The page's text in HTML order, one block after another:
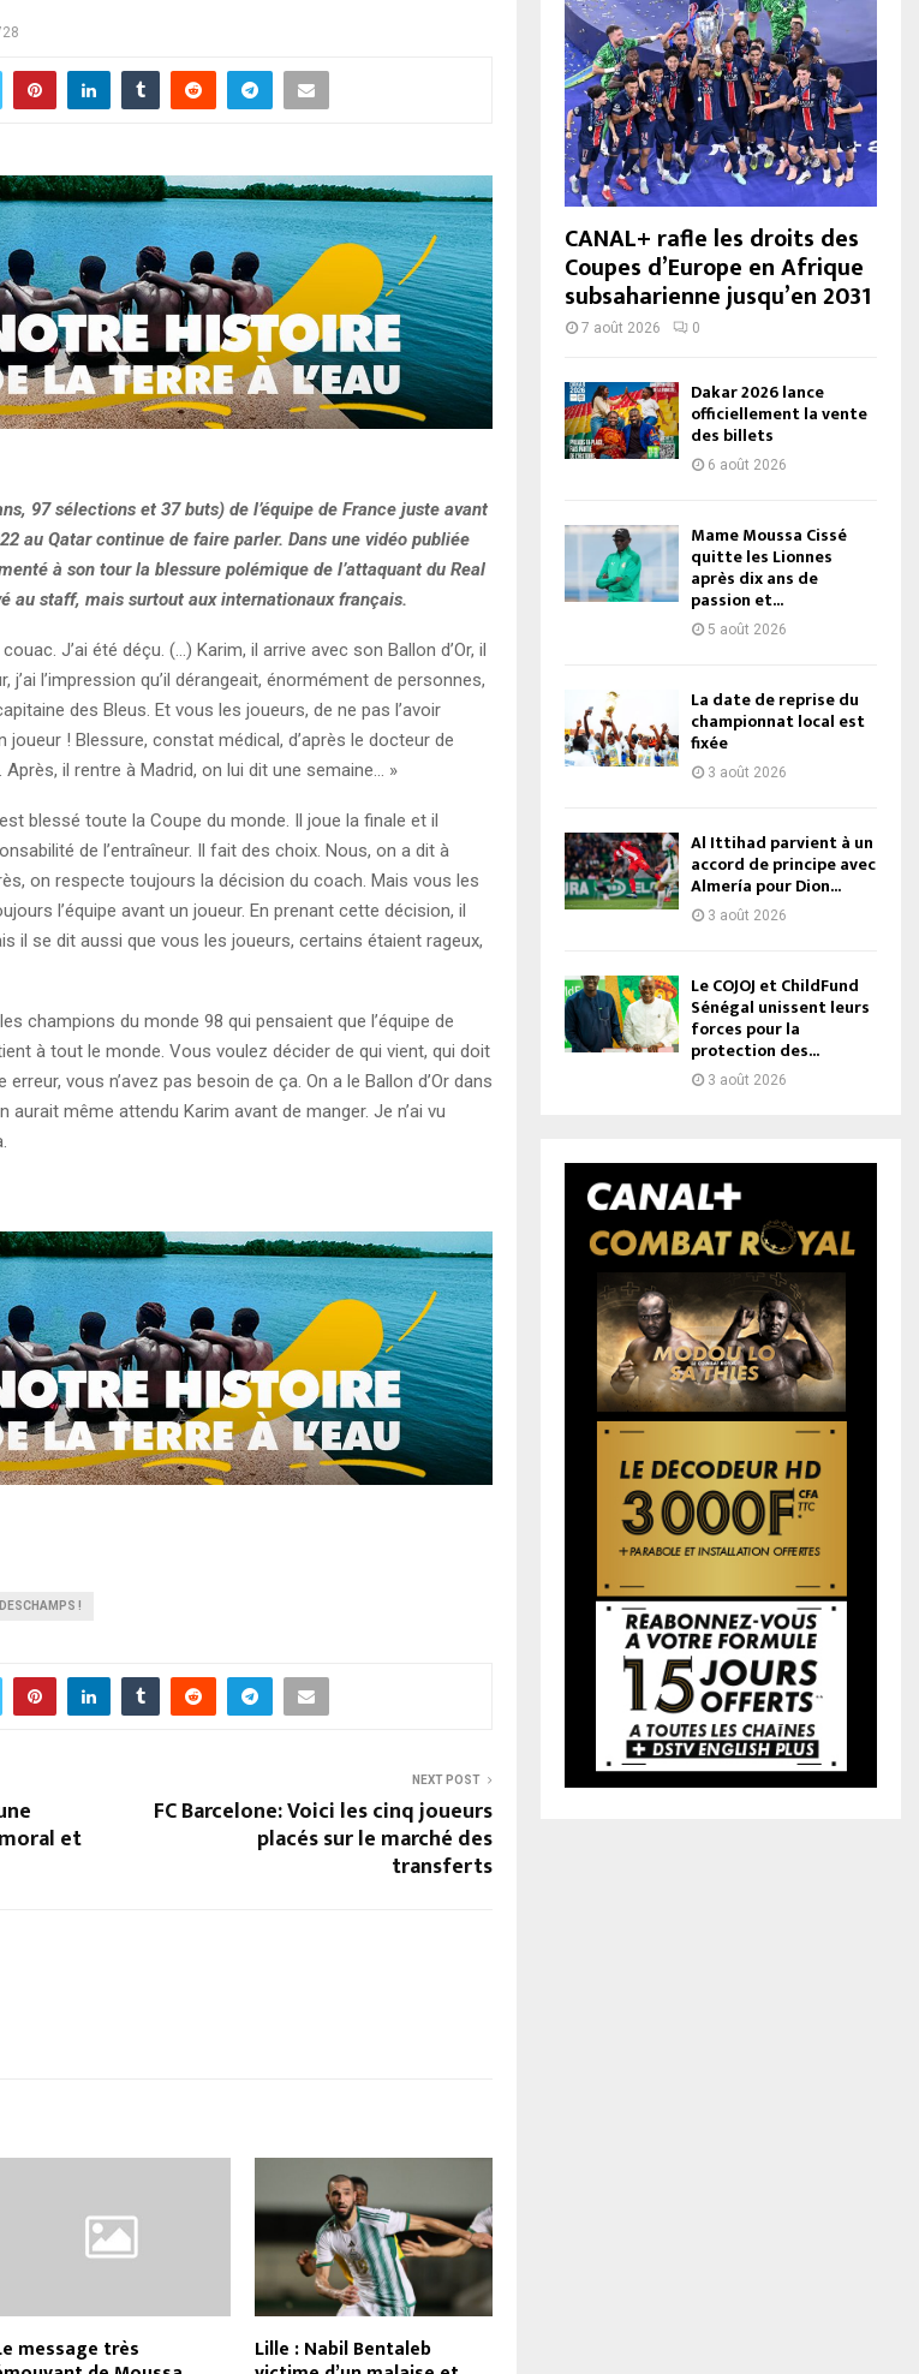
97 sélections et 37 buts) de l’équipe de France juste avant
au Qatar continue de faire parler. Dans une vidéo publiée
à son tour la blessure polémique de l’attaquant du Real
au staff, mais surtout aux internationaux français.
J’ai été déçu. (…) Karim, il arrive avec son Ballon d’Or, il
j’ai l’impression qu’il dérangeait, énormément de personnes,
des Bleus. Et vous les joueurs, de ne pas l’avoir
joueur ! Blessure, constat médical, d’après le docteur de
Après, il rentre à Madrid, on lui dit une semaine… »
blessé toute la Coupe du monde. Il joue la finale et il
de l’entraîneur. Il fait des choix. Nous, on a dit à
on respecte toujours la décision du coach. Mais vous les
l’équipe avant un joueur. En prenant cette décision, il
il se dit aussi que vous les joueurs, certains étaient rageux,
champions du monde 98 qui pensaient que l’équipe de
à tout le monde. Vous voulez décider de qui vient, qui doit
vous n’avez pas besoin de ça. On a le Ballon d’Or dans
aurait même attendu Karim avant de manger. Je n’ai vu
!
et
NEXT POST
FC Barcelone: Voici les cinq joueurs
placés sur le marché des
transferts
message très Lille : Nabil Bentaleb
CANAL+ rafle les droits des
Coupes d’Europe en Afrique
subsaharienne jusqu’en 2031
7 août 2026 0
Dakar 2026 lance
officiellement la vente
des billets
6 août 2026
Mame Moussa Cissé
quitte les Lionnes
après dix ans de
passion et...
5 août 2026
La date de reprise du
championnat local est
fixée
3 août 2026
Al Ittihad parvient à un
accord de principe avec
Almería pour Dion...
3 août 2026
Le COJOJ et ChildFund
Sénégal unissent leurs
forces pour la
protection des...
3 août 2026